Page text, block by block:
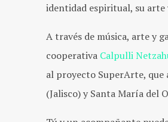
identidad espiritual, su arte
A través de música, arte y
cooperativa Calpulli
al proyecto SuperArte, que
(Jalisco) y Santa María del